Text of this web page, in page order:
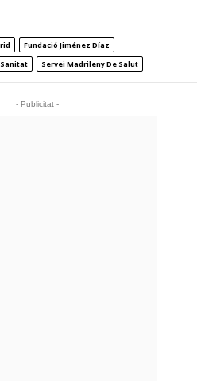
Fundació Jiménez Díaz
Servei Madrileny De Salut
- Publicitat -